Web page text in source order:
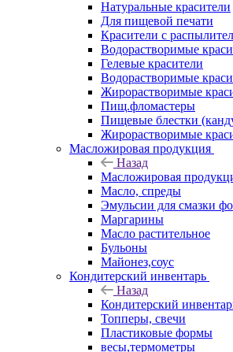
Натуральные красители
Для пищевой печати
Красители с
Водорастворимые
Гелевые красители
Водорастворимые
Жирорастворимые
Пищ.фломастеры
Пищевые блестки
Жирорастворимые
Масложировая продукция
Назад
Масложировая
Масло, спреды
Эмульсии для смазки
Маргарины
Масло растительное
Бульоны
Майонез,соус
Кондитерский инвентарь
Назад
Кондитерский
Топперы, свечи
Пластиковые формы
весы,термометры